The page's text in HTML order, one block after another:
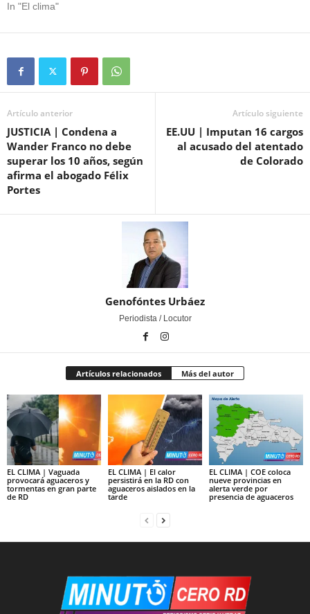
In "El clima"
Artículo anterior
JUSTICIA | Condena a
Wander Franco no debe
superar los 10 años, según
afirma el abogado Félix
Portes
Artículo siguiente
EE.UU | Imputan 16 cargos
al acusado del atentado
de Colorado
Genofóntes Urbáez
Periodista / Locutor
Artículos relacionados Más del autor
EL CLIMA | Vaguada
provocará aguaceros y
tormentas en gran parte
de RD
EL CLIMA | El calor
persistirá en la RD con
aguaceros aislados en la
tarde
EL CLIMA | COE coloca
nueve provincias en
alerta verde por
presencia de aguaceros